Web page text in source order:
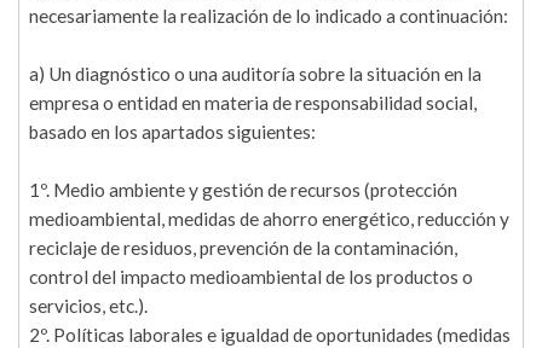
necesariamente la realización de lo indicado a continuación:
a) Un diagnóstico o una auditoría sobre la situación en la
empresa o entidad en materia de responsabilidad social,
basado en los apartados siguientes:
1º. Medio ambiente y gestión de recursos (protección
medioambiental, medidas de ahorro energético, reducción y
reciclaje de residuos, prevención de la contaminación,
control del impacto medioambiental de los productos o
servicios, etc.).
2º. Políticas laborales e igualdad de oportunidades (medidas